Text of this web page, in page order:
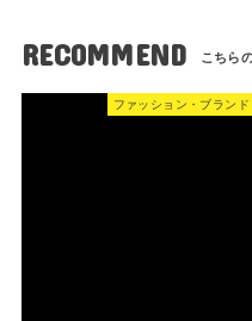
RECOMMEND
ファッション・ブランド